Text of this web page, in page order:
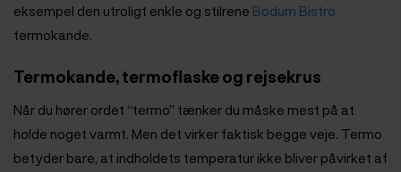
eksempel den utroligt enkle og stilrene Bodum Bistro
termokande.
Termokande, termoflaske og rejsekrus
Når du hører ordet “termo” tænker du måske mest på at
holde noget varmt. Men det virker faktisk begge veje. Termo
betyder bare, at indholdets temperatur ikke bliver påvirket af